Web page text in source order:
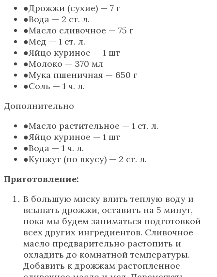
Дрожжи (сухие) — 7 г
Вода — 2 ст. л.
Масло сливочное — 75 г
Мед — 1 ст. л.
Яйцо куриное — 1 шт
Молоко — 370 мл
Мука пшеничная — 650 г
Соль — 1 ч. л.
Дополнительно
Масло растительное — 1 ст. л.
Яйцо куриное — 1 шт
Вода — 1 ч. л.
Кунжут (по вкусу) — 2 ст. л.
Приготовление:
В большую миску влить теплую воду и
всыпать дрожжи, оставить на 5 минут,
пока мы будем заниматься подготовкой
всех других ингредиентов. Сливочное
масло предварительно растопить и
охладить до комнатной температуры.
Добавить к дрожжам растопленное